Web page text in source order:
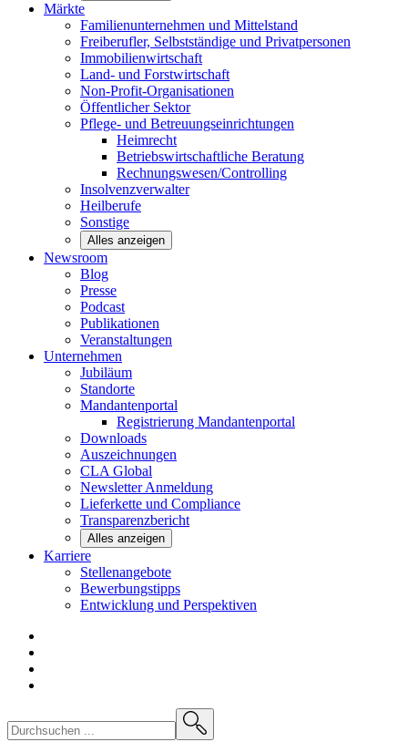
Märkte
Familienunternehmen und Mittelstand
Freiberufler, Selbstständige und Privatpersonen
Immobilienwirtschaft
Land- und Forstwirtschaft
Non-Profit-Organisationen
Öffentlicher Sektor
Pflege- und Betreuungseinrichtungen
Heimrecht
Betriebswirtschaftliche Beratung
Rechnungswesen/Controlling
Insolvenzverwalter
Heilberufe
Sonstige
Alles anzeigen
Newsroom
Blog
Presse
Podcast
Publikationen
Veranstaltungen
Unternehmen
Jubiläum
Standorte
Mandantenportal
Registrierung Mandantenportal
Downloads
Auszeichnungen
CLA Global
NewsletterAnmeldung
Lieferkette und Compliance
Transparenzbericht
Alles anzeigen
Karriere
Stellenangebote
Bewerbungstipps
Entwicklung und Perspektiven